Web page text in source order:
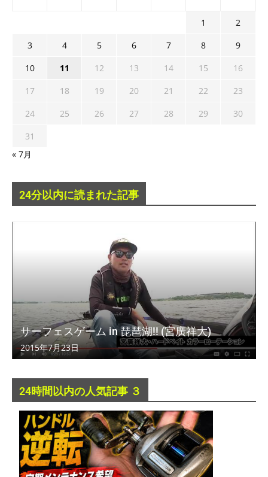
1
2
3
4 5 6 7 8
9
10
11 12 13 14 15
16
17
18 19 20 21 22
23
24
25 26 27 28 29
30
31
« 7月
24分以内に読まれた記事
サーフェスゲーム in 琵琶湖!! (宮廣祥大)
2015年7月23日
24時間以内の人気記事 ３